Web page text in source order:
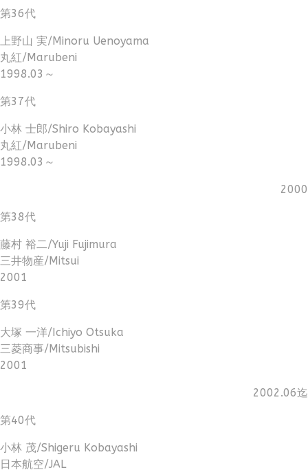
第36代
上野山 実/Minoru Uenoyama
丸紅/Marubeni
1998.03～
第37代
小林 士郎/Shiro Kobayashi
丸紅/Marubeni
1998.03～
2000
第38代
藤村 裕二/Yuji Fujimura
三井物産/Mitsui
2001
第39代
大塚 一洋/Ichiyo Otsuka
三菱商事/Mitsubishi
2001
2002.06迄
第40代
小林 茂/Shigeru Kobayashi
日本航空/JAL